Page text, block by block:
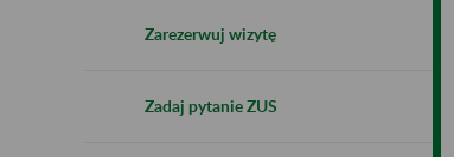
Zarezerwuj wizytę
Zadaj pytanie ZUS